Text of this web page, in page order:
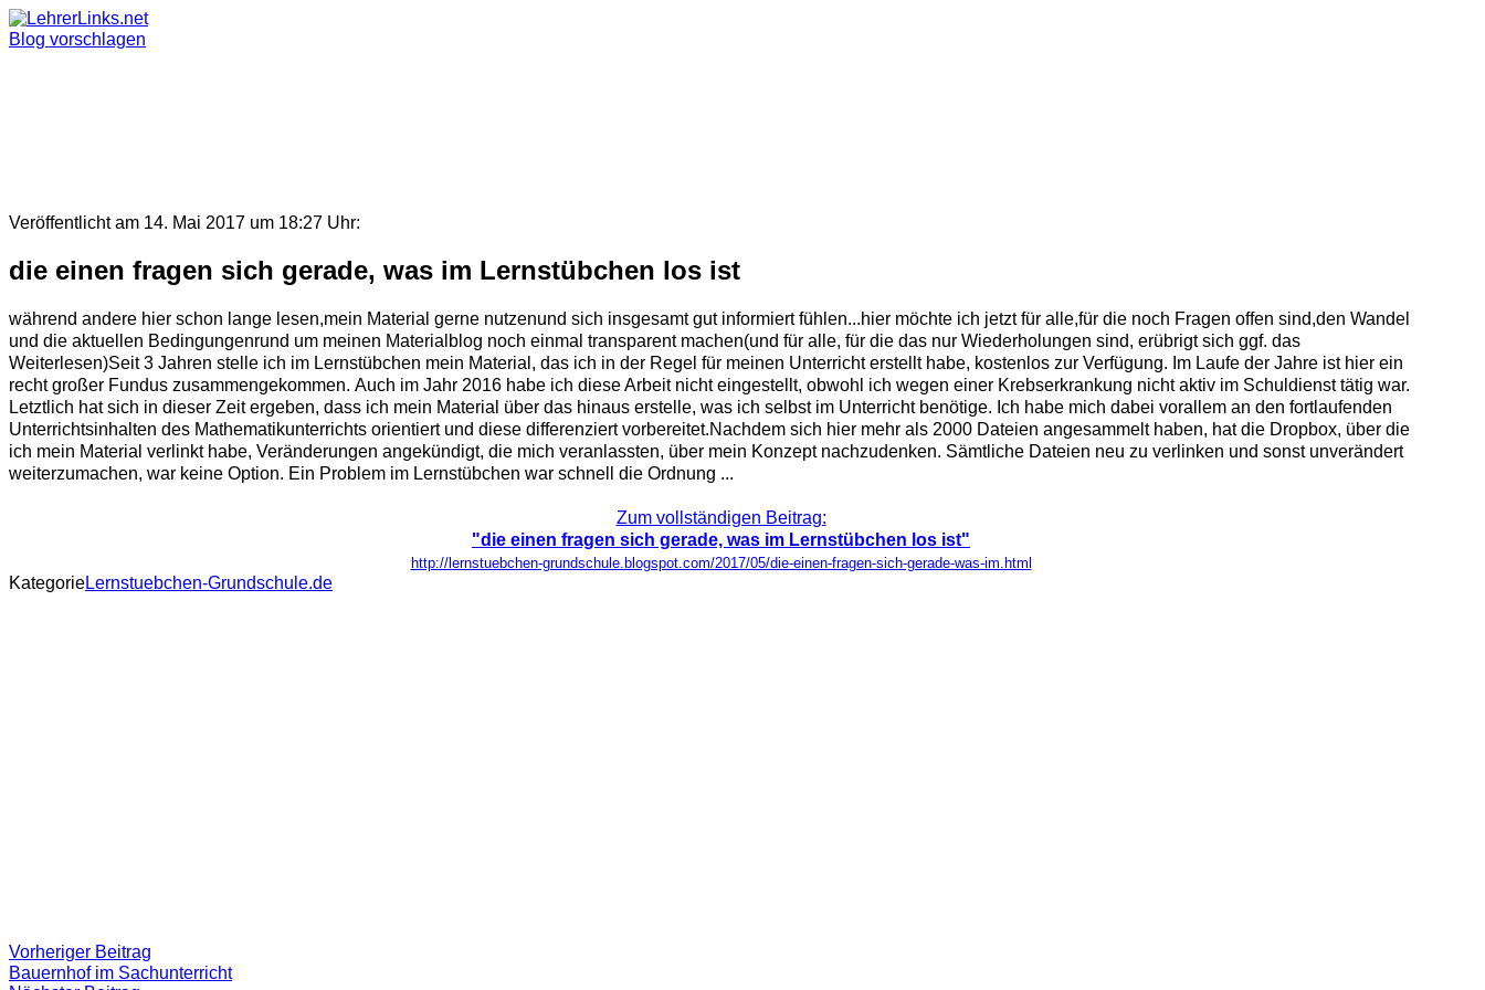
Skip
to
Blog vorschlagen
Veröffentlicht am 14. Mai 2017 um 18:27 Uhr:
die einen fragen sich gerade, was im Lernstübchen los ist
während andere hier schon lange lesen,mein Material gerne nutzenund sich insgesamt gut informiert fühlen...hier möchte ich jetzt für alle,für die noch Fragen offen sind,den Wandel
und die aktuellen Bedingungenrund um meinen Materialblog noch einmal transparent machen(und für alle, für die das nur Wiederholungen sind, erübrigt sich ggf. das
Weiterlesen)Seit 3 Jahren stelle ich im Lernstübchen mein Material, das ich in der Regel für meinen Unterricht erstellt habe, kostenlos zur Verfügung. Im Laufe der Jahre ist hier ein
recht großer Fundus zusammengekommen. Auch im Jahr 2016 habe ich diese Arbeit nicht eingestellt, obwohl ich wegen einer Krebserkrankung nicht aktiv im Schuldienst tätig war.
Letztlich hat sich in dieser Zeit ergeben, dass ich mein Material über das hinaus erstelle, was ich selbst im Unterricht benötige. Ich habe mich dabei vorallem an den fortlaufenden
Unterrichtsinhalten des Mathematikunterrichts orientiert und diese differenziert vorbereitet.Nachdem sich hier mehr als 2000 Dateien angesammelt haben, hat die Dropbox, über die
ich mein Material verlinkt habe, Veränderungen angekündigt, die mich veranlassten, über mein Konzept nachzudenken. Sämtliche Dateien neu zu verlinken und sonst unverändert
weiterzumachen, war keine Option. Ein Problem im Lernstübchen war schnell die Ordnung ...
Zum vollständigen Beitrag:
"die einen fragen sich gerade, was im Lernstübchen los ist"
http://lernstuebchen-grundschule.blogspot.com/2017/05/die-einen-fragen-sich-gerade-was-im.html
KategorieLernstuebchen-Grundschule.de
Beitragsnavigation
Vorheriger Beitrag
Beitrag:
Bauernhof im Sachunterricht